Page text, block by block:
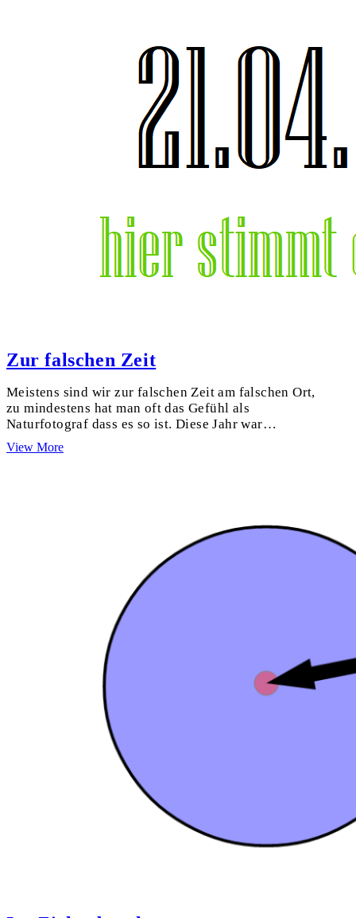
Zur falschen Zeit
Meistens sind wir zur falschen Zeit am falschen Ort,
zu mindestens hat man oft das Gefühl als
Naturfotograf dass es so ist. Diese Jahr war…
View MoreZur